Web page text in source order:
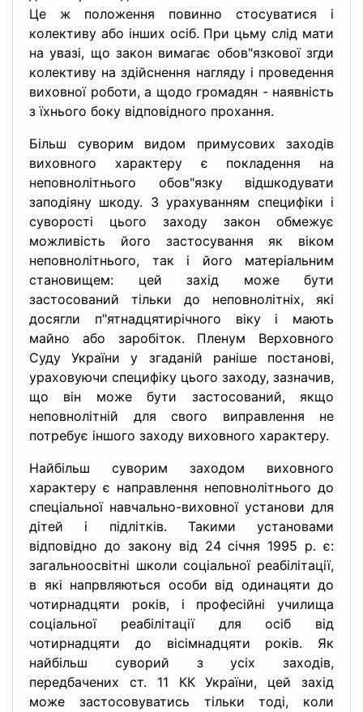
Це ж положення повинно стосуватися і
колективу або інших осіб. При цьму слід мати
на увазі, що закон вимагає обов"язкової згди
колективу на здійснення нагляду і проведення
виховної роботи, а щодо громадян - наявність
з їхнього боку відповідного прохання.
Більш суворим видом примусових заходів
виховного характеру є покладення на
неповнолітнього обов"язку відшкодувати
заподіяну шкоду. З урахуванням специфіки і
суворості цього заходу закон обмежує
можливість його застосування як віком
неповнолітнього, так і його матеріальним
становищем: цей захід може бути
застосований тільки до неповнолітніх, які
досягли п"ятнадцятирічного віку і мають
майно або заробіток. Пленум Верховного
Суду України у згаданій раніше постанові,
ураховуючи специфіку цього заходу, зазначив,
що він може бути застосований, якщо
неповнолітній для свого виправлення не
потребує іншого заходу виховного характеру.
Найбільш суворим заходом виховного
характеру є направлення неповнолітнього до
спеціальної навчально-виховної установи для
дітей і підлітків. Такими установами
відповідно до закону від 24 січня 1995 р. є:
загальноосвітні школи соціальної реабілітації,
в які напрвляються особи від одинацяти до
чотирнадцяти років, і професійні училища
соціальної реабілітації для осіб від
чотирнадцяти до вісімнадцяти років. Як
найбільш суворий з усіх заходів,
передбачених ст. 11 КК України, цей захід
може застосовуватись тільки тоді, коли